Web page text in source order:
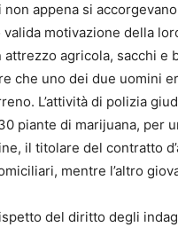
appena si
motivazione della
agricola, sacchi
che uno dei due uomini
L’attività di polizia
piante di marijuana, per
il titolare del contratto
mentre l’altro
del diritto degli